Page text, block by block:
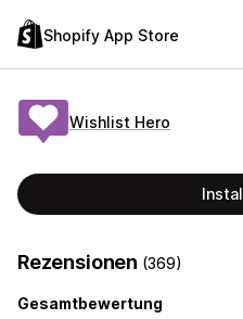
Shopify App Store
Wishlist Hero
Rezensionen (369)
Gesamtbewertung